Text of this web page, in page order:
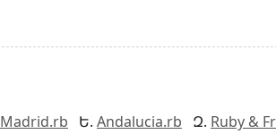
Madrid.rb Andalucia.rb Ruby &